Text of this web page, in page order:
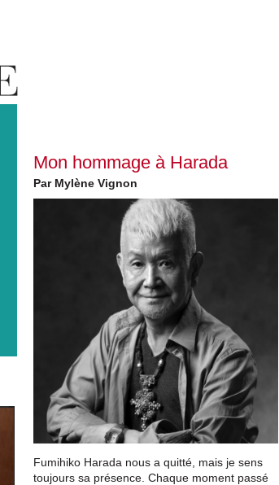
Mon hommage à Harada
Par Mylène Vignon
Fumihiko Harada nous a quitté, mais je sens
toujours sa présence. Chaque moment passé